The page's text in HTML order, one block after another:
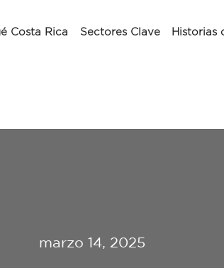
Costa Rica Sectores Clave Historias
marzo 14, 2025